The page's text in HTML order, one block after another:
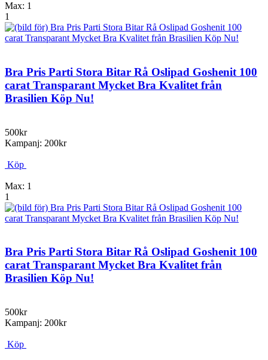
Max: 1
1
Bra Pris Parti Stora Bitar Rå Oslipad Goshenit 100
carat Transparant Mycket Bra Kvalitet från
Brasilien Köp Nu!
500kr
Kampanj: 200kr
Köp
Max: 1
1
Bra Pris Parti Stora Bitar Rå Oslipad Goshenit 100
carat Transparant Mycket Bra Kvalitet från
Brasilien Köp Nu!
500kr
Kampanj: 200kr
Köp